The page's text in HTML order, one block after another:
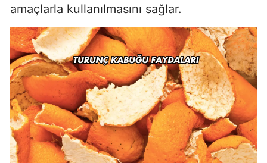
amaçlarla kullanılmasını sağlar.